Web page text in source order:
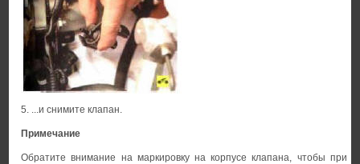
5. ...и снимите клапан.
Примечание
Обратите внимание на маркировку на корпусе клапана, чтобы при